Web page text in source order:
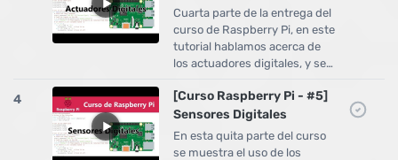
Cuarta parte de la entrega del
curso de Raspberry Pi, en este
tutorial hablamos acerca de
los actuadores digitales, y se…
4
[Curso Raspberry Pi - #5]
Sensores Digitales
En esta quita parte del curso
se muestra el uso de los